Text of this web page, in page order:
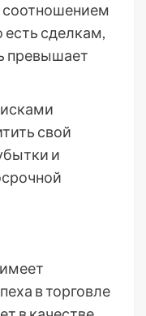
есть сделкам,
превышает
свой
и
в торговле